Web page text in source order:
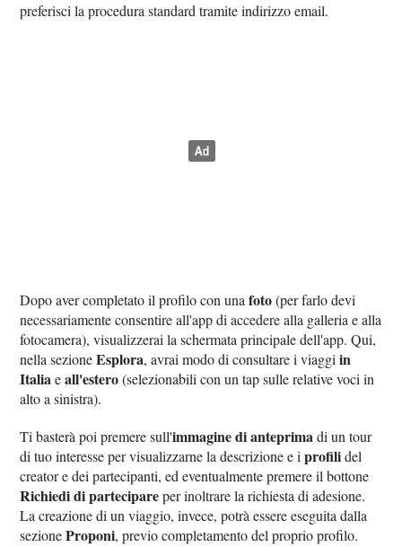
preferisci la procedura standard tramite indirizzo email.
Dopo aver completato il profilo con unafoto(per farlo devi
necessariamente consentire all'app di accedere alla galleria e alla
fotocamera), visualizzerai la schermata principale dell'app. Qui,
nella sezioneEsplora, avrai modo di consultare i viaggiin
Italiaeall'estero(selezionabili con un tap sulle relative voci in
alto a sinistra).
Ti basterà poi premere sull'immagine di anteprimadi un tour
di tuo interesse per visualizzarne la descrizione e iprofilidel
creator e dei partecipanti, ed eventualmente premere il bottone
Richiedi di partecipareper inoltrare la richiesta di adesione.
La creazione di un viaggio, invece, potrà essere eseguita dalla
sezioneProponi, previo completamento del proprio profilo.